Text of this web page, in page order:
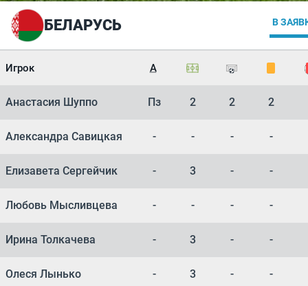
БЕЛАРУСЬ В
Игрок А
Анастасия Шуппо Пз 2 2 2
Александра Савицкая - - - -
Елизавета Сергейчик - 3 - -
Любовь Мысливцева - - - -
Ирина Толкачева - 3 - -
Олеся Лынько - 3 - -